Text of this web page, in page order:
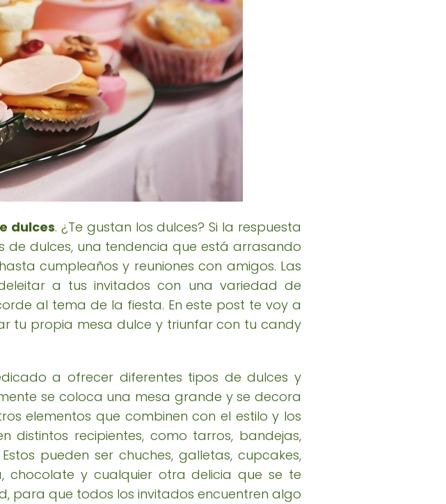
dulces. ¿Te gustan los dulces? Si la respuesta
de dulces, una tendencia que está arrasando
cumpleaños y reuniones con amigos. Las
a tus invitados con una variedad de
al tema de la fiesta. En este post te voy a
tu propia mesa dulce y triunfar con tu candy
a ofrecer diferentes tipos de dulces y
se coloca una mesa grande y se decora
elementos que combinen con el estilo y los
distintos recipientes, como tarros, bandejas,
pueden ser chuches, galletas, cupcakes,
chocolate y cualquier otra delicia que se te
para que todos los invitados encuentren algo